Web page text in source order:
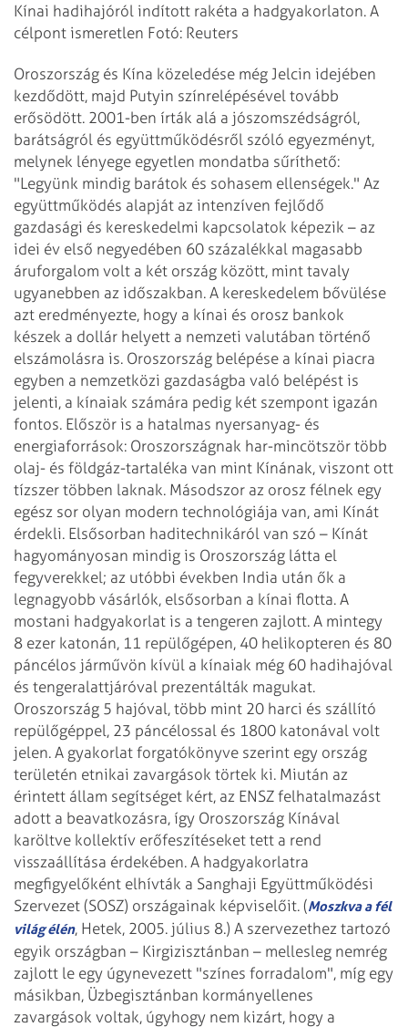
Kínai hadihajóról indított rakéta a hadgyakorlaton. A
célpont ismeretlen Fotó: Reuters
Oroszország és Kína közeledése még Jelcin idejében
kezdődött, majd Putyin színrelépésével tovább
erősödött. 2001-ben írták alá a jószomszédságról,
barátságról és együttműködésről szóló egyezményt,
melynek lényege egyetlen mondatba sűríthető:
"Legyünk mindig barátok és sohasem ellenségek." Az
együttműködés alapját az intenzíven fejlődő
gazdasági és kereskedelmi kapcsolatok képezik – az
idei év első negyedében 60 százalékkal magasabb
áruforgalom volt a két ország között, mint tavaly
ugyanebben az időszakban. A kereskedelem bővülése
azt eredményezte, hogy a kínai és orosz bankok
készek a dollár helyett a nemzeti valutában történő
elszámolásra is. Oroszország belépése a kínai piacra
egyben a nemzetközi gazdaságba való belépést is
jelenti, a kínaiak számára pedig két szempont igazán
fontos. Először is a hatalmas nyersanyag- és
energiaforrások: Oroszországnak har-mincötször több
olaj- és földgáz-tartaléka van mint Kínának, viszont ott
tízszer többen laknak. Másodszor az orosz félnek egy
egész sor olyan modern technológiája van, ami Kínát
érdekli. Elsősorban haditechnikáról van szó – Kínát
hagyományosan mindig is Oroszország látta el
fegyverekkel; az utóbbi években India után ők a
legnagyobb vásárlók, elsősorban a kínai flotta. A
mostani hadgyakorlat is a tengeren zajlott. A mintegy
8 ezer katonán, 11 repülőgépen, 40 helikopteren és 80
páncélos járművön kívül a kínaiak még 60 hadihajóval
és tengeralattjáróval prezentálták magukat.
Oroszország 5 hajóval, több mint 20 harci és szállító
repülőgéppel, 23 páncélossal és 1800 katonával volt
jelen. A gyakorlat forgatókönyve szerint egy ország
területén etnikai zavargások törtek ki. Miután az
érintett állam segítséget kért, az ENSZ felhatalmazást
adott a beavatkozásra, így Oroszország Kínával
karöltve kollektív erőfeszítéseket tett a rend
visszaállítása érdekében. A hadgyakorlatra
megfigyelőként elhívták a Sanghaji Együttműködési
Szervezet (SOSZ) országainak képviselőit. (Moszkva a fél
világ élén, Hetek, 2005. július 8.) A szervezethez tartozó
egyik országban – Kirgizisztánban – mellesleg nemrég
zajlott le egy úgynevezett "színes forradalom", míg egy
másikban, Üzbegisztánban kormányellenes
zavargások voltak, úgyhogy nem kizárt, hogy a